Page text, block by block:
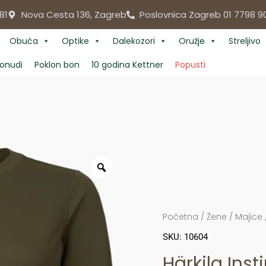
Nova Cesta 136, Zagreb Poslovnica Zagreb 01 7798
Obuća Optike Dalekozori Oružje Streljivo
Poklon bon 10 godina Kettner Popusti
Početna / Žene / Majice
SKU: 10604